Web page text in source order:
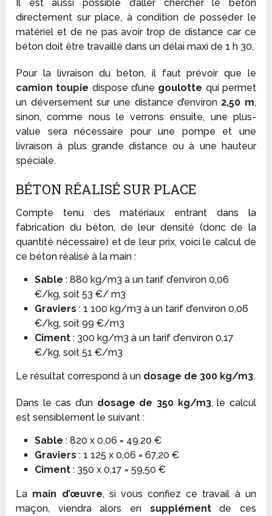
Il est aussi possible d’aller chercher le béton
directement sur place, à condition de posséder le
matériel et de ne pas avoir trop de distance car ce
béton doit être travaillé dans un délai maxi de 1 h 30.
Pour la livraison du béton, il faut prévoir que le
camion toupie dispose d’une goulotte qui permet
un déversement sur une distance d’environ 2,50 m,
sinon, comme nous le verrons ensuite, une plus-
value sera nécessaire pour une pompe et une
livraison à plus grande distance ou à une hauteur
spéciale.
BÉTON RÉALISÉ SUR PLACE
Compte tenu des matériaux entrant dans la
fabrication du béton, de leur densité (donc de la
quantité nécessaire) et de leur prix, voici le calcul de
ce béton réalisé à la main :
Sable : 880 kg/m3 à un tarif d’environ 0,06
€/kg, soit 53 €/ m3
Graviers : 1 100 kg/m3 à un tarif d’environ 0,06
€/kg, soit 99 €/m3
Ciment : 300 kg/m3 à un tarif d’environ 0,17
€/kg, soit 51 €/m3
Le résultat correspond à un dosage de 300 kg/m3.
Dans le cas d’un dosage de 350 kg/m3, le calcul
est sensiblement le suivant :
Sable : 820 x 0,06 = 49.20 €
Graviers : 1 125 x 0,06 = 67,20 €
Ciment : 350 x 0,17 = 59,50 €
La main d’œuvre, si vous confiez ce travail à un
maçon, viendra alors en supplémentde ces